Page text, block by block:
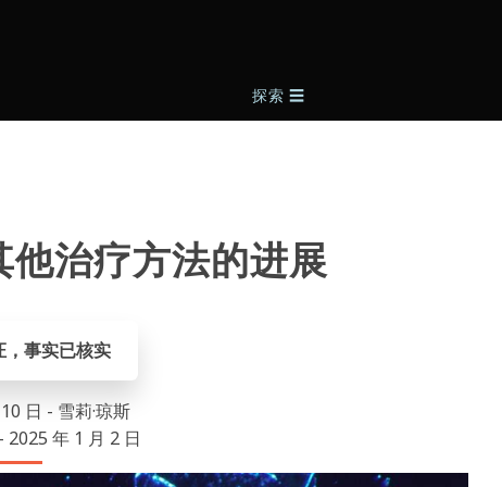
探索 ☰
治疗方法的进展
，事实已核实
日 - 雪莉·琼斯
2025 年 1 月 2 日